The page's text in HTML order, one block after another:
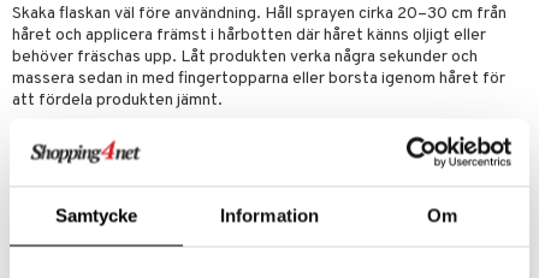
Samtycke Information Om
Skaka flaskan väl före användning. Håll sprayen cirka 20–30 cm från
håret och applicera främst i hårbotten där håret känns oljigt eller
behöver fräschas upp. Låt produkten verka några sekunder och
massera sedan in med fingertopparna eller borsta igenom håret för
att fördela produkten jämnt.
För extra volym och fyllighet kan du även applicera lätt i längderna.
Använd i torrt hår mellan tvättarna för en fräsch känsla och ett hår
Ingredienser
Hydrofluorocarbon 152a, Butane, Alcohol Denat. (SD Alcohol 40-B),